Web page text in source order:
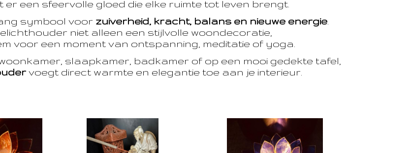
een sfeervolle gloed die elke ruimte tot leven brengt.
symbool voor zuiverheid, kracht, balans en nieuwe energie.
niet alleen een stijlvolle woondecoratie,
voor een moment van ontspanning, meditatie of yoga.
slaapkamer, badkamer of op een mooi gedekte tafel,
voegt direct warmte en elegantie toe aan je interieur.